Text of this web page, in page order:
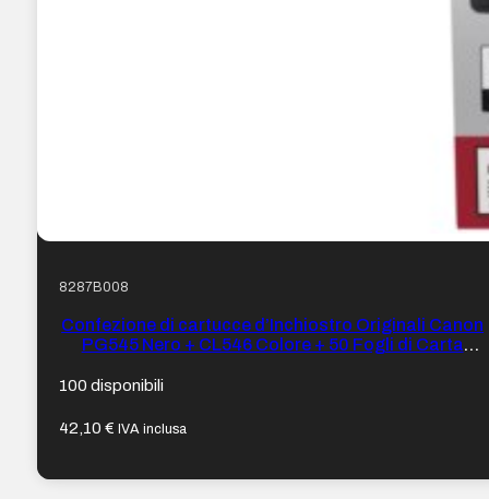
8287B008
Confezione di cartucce d’Inchiostro Originali Canon
PG545 Nero + CL546 Colore + 50 Fogli di Carta
100 disponibili
42,10€ IVA inclusa